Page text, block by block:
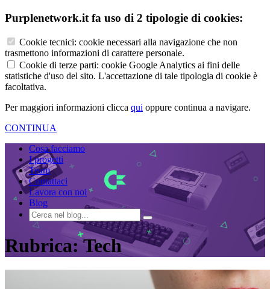
Purplenetwork.it fa uso di 2 tipologie di cookies:
Cookie tecnici: cookie necessari alla navigazione che non
trasmettono informazioni di carattere personale.
Cookie di terze parti: cookie Google Analytics ai fini delle
statistiche d'uso del sito. L'accettazione di tale tipologia di cookie è
facoltativa.
Per maggiori informazioni clicca qui oppure continua a navigare.
CONTINUA
Cosa facciamo
I progetti
Team
Contattaci
Lavora con noi
Blog
Rubrica:Tech